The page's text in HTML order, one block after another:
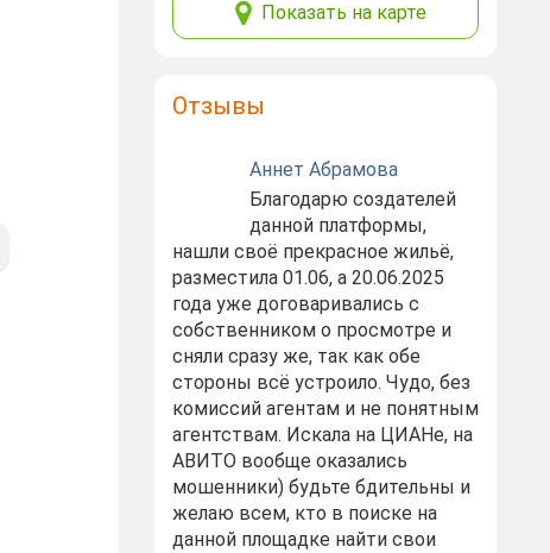
Показать на карте
Отзывы
Аннет Абрамова
Благодарю создателей
данной платформы,
нашли своё прекрасное жильё,
разместила 01.06, а 20.06.2025
года уже договаривались с
собственником о просмотре и
сняли сразу же, так как обе
стороны всё устроило. Чудо, без
комиссий агентам и не понятным
агентствам. Искала на ЦИАНе, на
АВИТО вообще оказались
мошенники) будьте бдительны и
желаю всем, кто в поиске на
данной площадке найти свои